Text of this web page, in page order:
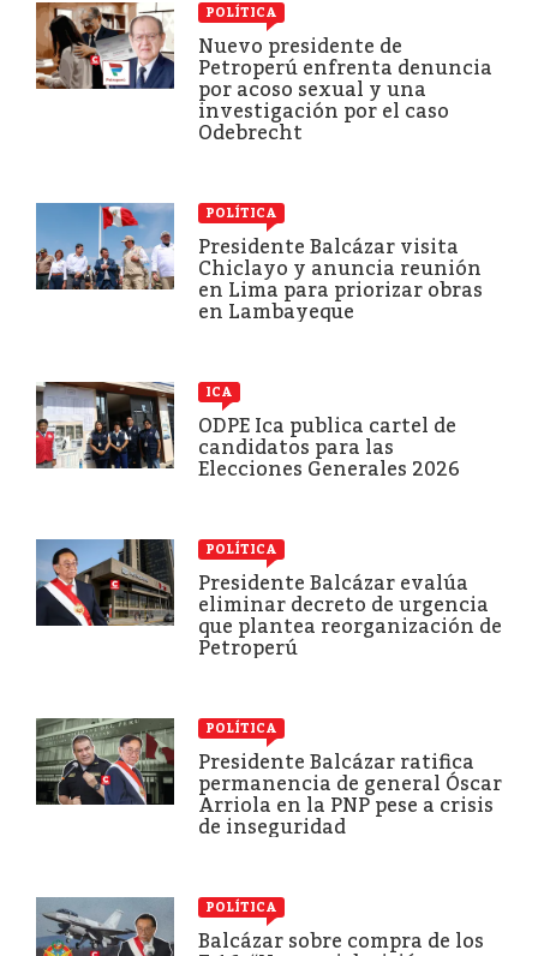
POLÍTICA
Nuevo presidente de
Petroperú enfrenta denuncia
por acoso sexual y una
investigación por el caso
Odebrecht
POLÍTICA
Presidente Balcázar visita
Chiclayo y anuncia reunión
en Lima para priorizar obras
en Lambayeque
ICA
ODPE Ica publica cartel de
candidatos para las
Elecciones Generales 2026
POLÍTICA
Presidente Balcázar evalúa
eliminar decreto de urgencia
que plantea reorganización de
Petroperú
POLÍTICA
Presidente Balcázar ratifica
permanencia de general Óscar
Arriola en la PNP pese a crisis
de inseguridad
POLÍTICA
Balcázar sobre compra de los